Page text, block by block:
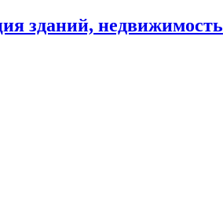
зданий, недвижимость